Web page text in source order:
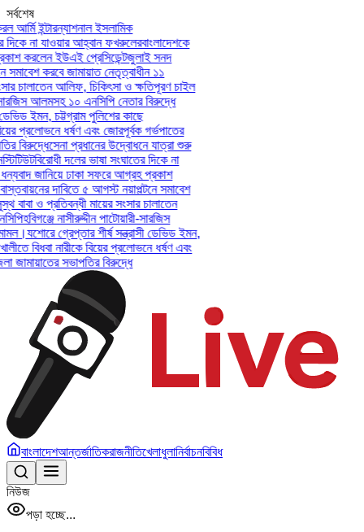
সর্বশেষ
ইন্টারন্যাশনাল ইসলামিক
না যাওয়ার আহ্বান ফখরুলেরবাংলাদেশকে
করলেন ইউএই প্রেসিডেন্টজুলাই সনদ
করবে জামায়াত নেতৃত্বাধীন ১১
চালাতেন আলিফ, চিকিৎসা ও ক্ষতিপূরণ চাইল
আলমসহ ১০ এনসিপি নেতার বিরুদ্ধে
ইমন, চট্টগ্রাম পুলিশের কাছে
প্রলোভনে ধর্ষণ এবং জোরপূর্বক গর্ভপাতের
বিরুদ্ধেসেনা প্রধানের উদ্বোধনে যাত্রা শুরু
বিরোধী দলের ভাষা সংঘাতের দিকে না
জানিয়ে ঢাকা সফরে আগ্রহ প্রকাশ
দাবিতে ৫ আগস্ট নয়াপল্টনে সমাবেশ
ও প্রতিবন্ধী মায়ের সংসার চালাতেন
হবিগঞ্জে নাসীরুদ্দীন পাটোয়ারী-সারজিস
যশোরে গ্রেপ্তার শীর্ষ সন্ত্রাসী ডেভিড ইমন,
বিধবা নারীকে বিয়ের প্রলোভনে ধর্ষণ এবং
সভাপতির বিরুদ্ধে
বাংলাদেশআন্তর্জাতিকরাজনীতিখেলাধুলানির্বাচনবিবিধ
নিউজ
পড়া হচ্ছে...